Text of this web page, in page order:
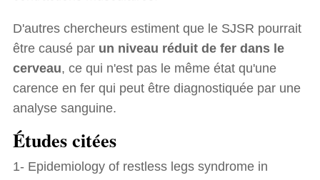
D'autres chercheurs estiment que le SJSR pourrait
être causé par un niveau réduit de fer dans le
cerveau, ce qui n'est pas le même état qu'une
carence en fer qui peut être diagnostiquée par une
analyse sanguine.
Études citées
1- Epidemiology of restless legs syndrome in